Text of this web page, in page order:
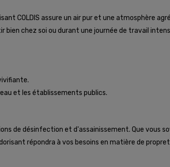
COLDIS assure un air pur et une atmosphère
chez soi ou durant une journée de travail
et les établissements publics.
de désinfection et d'assainissement. Que vous
répondra à vos besoins en matière de